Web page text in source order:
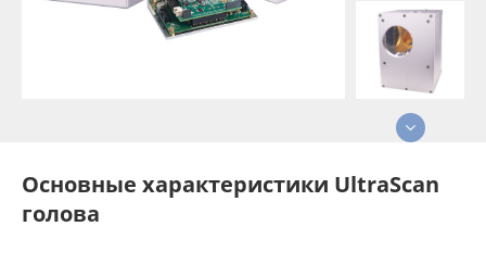
Основные характеристики UltraScan
голова